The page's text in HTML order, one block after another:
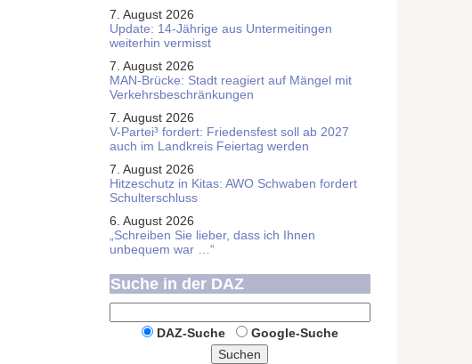
7. August 2026
Update: 14-Jährige aus Untermeitingen
weiterhin vermisst
7. August 2026
MAN-Brücke: Stadt reagiert auf Mängel mit
Verkehrsbeschränkungen
7. August 2026
V-Partei­³ fordert: Friedens­fest soll ab 2027
auch im Land­kreis Feier­tag werden
7. August 2026
Hitzeschutz in Kitas: AWO Schwaben fordert
Schulterschluss
6. August 2026
„Schreiben Sie lieber, dass ich Ihnen
unbequem war …“
Suche in der DAZ
DAZ-Suche
Google-Suche
Suchen